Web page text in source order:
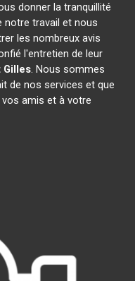
donner la tranquillité
notre travail et nous
les nombreux avis
l'entretien de leur
Gilles. Nous sommes
de nos services et que
amis et à votre